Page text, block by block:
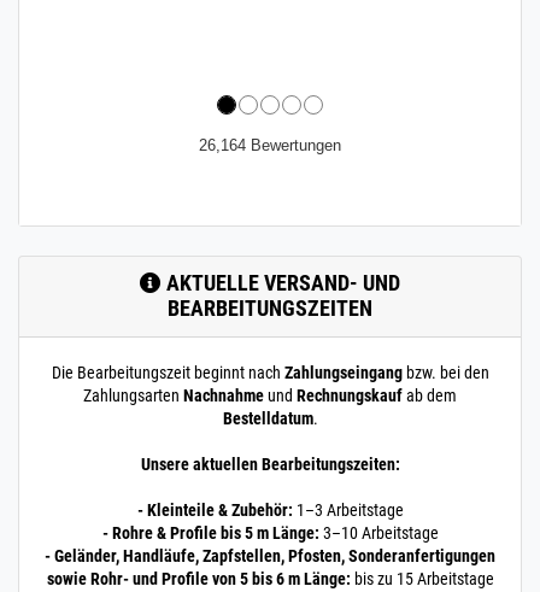
26,164 Bewertungen
AKTUELLE VERSAND- UND
BEARBEITUNGSZEITEN
Die Bearbeitungszeit beginnt nach Zahlungseingangbzw. bei den
Zahlungsarten Nachnahmeund Rechnungskaufab dem
Bestelldatum.
Unsere aktuellen Bearbeitungszeiten:
- Kleinteile & Zubehör: 1–3 Arbeitstage
- Rohre & Profile bis 5 m Länge: 3–10 Arbeitstage
- Geländer, Handläufe, Zapfstellen, Pfosten, Sonderanfertigungen
sowie Rohr- und Profile von 5 bis 6 m Länge: bis zu 15 Arbeitstage